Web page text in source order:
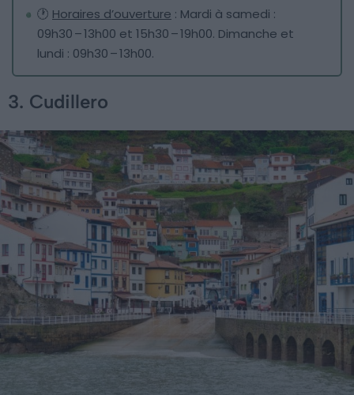
🕐 Horaires d’ouverture : Mardi à samedi :
09h30 – 13h00 et 15h30 – 19h00. Dimanche et
lundi : 09h30 – 13h00.
3. Cudillero